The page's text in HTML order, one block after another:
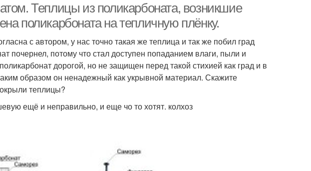
Теплицы из поликарбоната, возникшие
поликарбоната на тепличную плёнку.
с автором, у нас точно такая же теплица и так же побил град
почернел, потому что стал доступен попаданием влаги, пыли и
дорогой, но не защищен перед такой стихией как град и в
образом он ненадежный как укрывной материал. Скажите
теплицы?
ещё и неправильно, и еще чо то хотят. колхоз